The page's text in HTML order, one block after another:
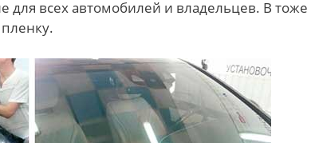
для всех автомобилей и владельцев. В тоже